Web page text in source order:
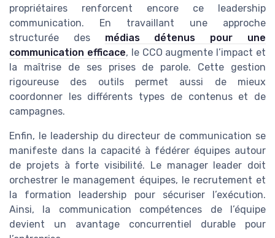
propriétaires renforcent encore ce leadership
communication. En travaillant une approche
structurée des médias détenus pour une
communication efficace, le CCO augmente l’impact et
la maîtrise de ses prises de parole. Cette gestion
rigoureuse des outils permet aussi de mieux
coordonner les différents types de contenus et de
campagnes.
Enfin, le leadership du directeur de communication se
manifeste dans la capacité à fédérer équipes autour
de projets à forte visibilité. Le manager leader doit
orchestrer le management équipes, le recrutement et
la formation leadership pour sécuriser l’exécution.
Ainsi, la communication compétences de l’équipe
devient un avantage concurrentiel durable pour